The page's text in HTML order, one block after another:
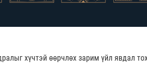
хүчтэй өөрчлөх зарим үйл явдал